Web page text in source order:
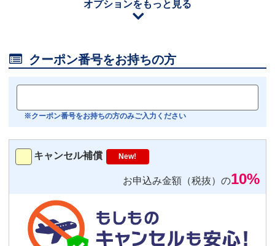
オプションをもっと見る
－
おすすめ
Bluetoothイヤホン対応
トランスミッター
－ 0
気圧コントロール機能付き耳栓
1,540円（税込）/個
 クーポン番号をお持ちの方
※クーポン番号をお持ちの方のみご入力ください
キャンセル補償 New!
お申込み金額（税抜）の10%